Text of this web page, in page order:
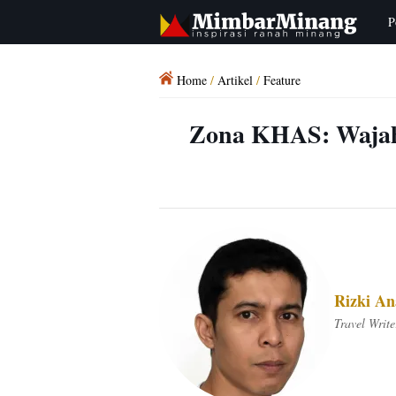
Home/ Artikel/ Feature
Zona KHAS:
Rizki
Travel